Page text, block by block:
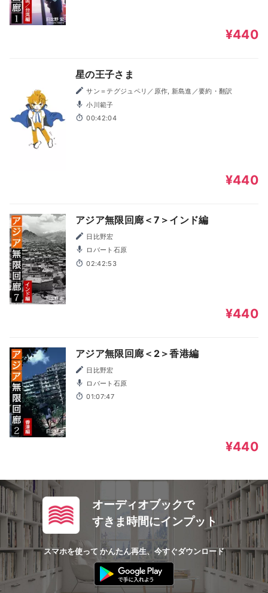
¥440
星の王子さま
サン＝テグジュペリ／原作, 新島進／要約・翻訳
小川範子
00:42:04
¥440
アジア無限回廊＜7＞インド編
日比野宏
ロバート石原
02:42:53
¥440
アジア無限回廊＜2＞香港編
日比野宏
ロバート石原
01:07:47
¥440
オーディオブックで
すきま時間にインプット
スマホを使って かんたん再生、今すぐダウンロード